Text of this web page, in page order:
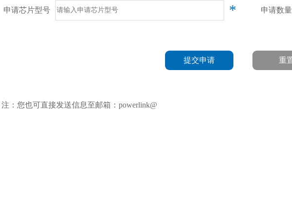
申请芯片型号 * 申请数量
提交申请 重
注：您也可直接发送信息至邮箱：powerlink@